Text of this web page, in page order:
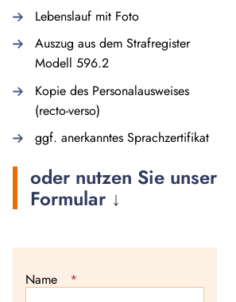
Lebenslauf mit Foto
Auszug aus dem Strafregister
Modell 596.2
Kopie des Personalausweises
(recto-verso)
ggf. anerkanntes Sprachzertifikat
oder nutzen Sie unser
Formular ↓
Name *